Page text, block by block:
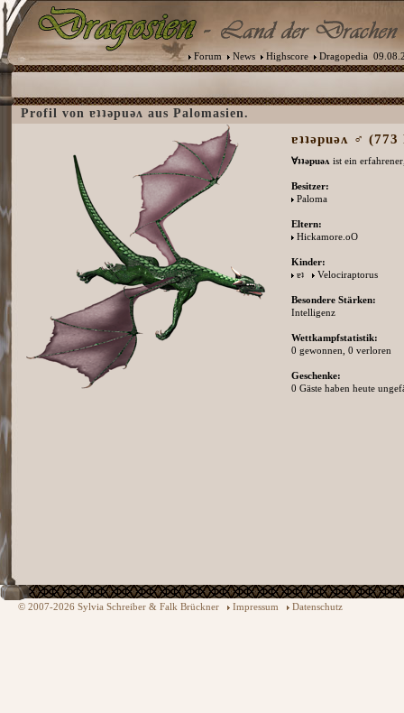
Forum News Highscore Dragopedia
Profil von ɐʇʇǝpuǝʌ aus Palomasien.
ɐʇʇǝpuǝʌ ♂
Ɐʇʇǝpuǝʌ ist ein
Besitzer:
Paloma
Eltern:
Hickamore.oO
Kinder:
ɐʇ
Velociraptorus
Besondere Stärken:
Intelligenz
Wettkampfstatistik:
0 gewonnen, 0 verloren
Geschenke:
0 Gäste haben heute
© 2007-2026 Sylvia Schreiber & Falk Brückner Impressum Datenschutz